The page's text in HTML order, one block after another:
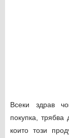
Всеки здрав
покупка, трябва
които този